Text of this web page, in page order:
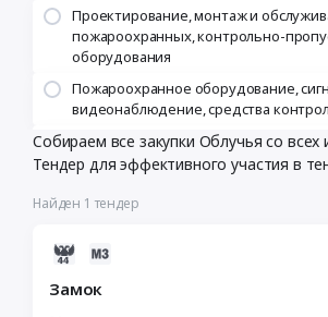
Проектирование, монтаж и
пожароохранных, контрольно-
оборудования
Пожароохранное оборудование,
видеонаблюдение, средства
Собираем все закупки Облучья со
Тендер для эффективного участия в
Найден 1 тендер
Замок
2021-